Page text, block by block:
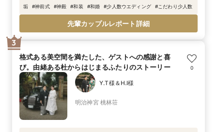
垢
#神前式 #神殿 #和装 #和婚 #少人数ウエディング #こだわり少人数
先輩カップルレポート詳細
3
格式ある美空間を満たした、ゲストへの感謝と喜
び。由緒ある杜からはじまるふたりのストーリー
0
Y.T様＆H.I様
明治神宮 桃林荘